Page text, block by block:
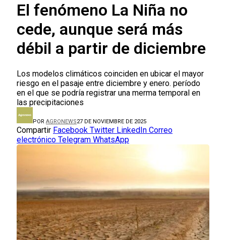
El fenómeno La Niña no
cede, aunque será más
débil a partir de diciembre
Los modelos climáticos coinciden en ubicar el mayor
riesgo en el pasaje entre diciembre y enero. período
en el que se podría registrar una merma temporal en
las precipitaciones
POR AGRONEWS27 DE NOVIEMBRE DE 2025
Compartir Facebook Twitter LinkedIn Correo
electrónico Telegram WhatsApp